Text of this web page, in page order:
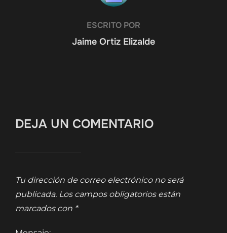
ESCRITO POR
Jaime Ortiz Elizalde
DEJA UN COMENTARIO
Tu dirección de correo electrónico no será
publicada. Los campos obligatorios están
marcados con *